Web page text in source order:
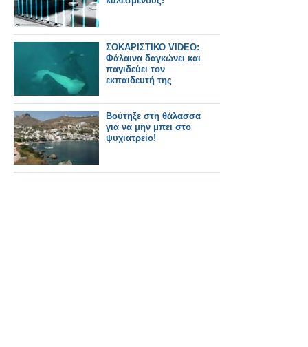
ΣΟΚΑΡΙΣΤΙΚΟ VIDEO:
Φάλαινα δαγκώνει και
παγιδεύει τον
εκπαιδευτή της
Βούτηξε στη θάλασσα
για να μην μπει στο
ψυχιατρείο!